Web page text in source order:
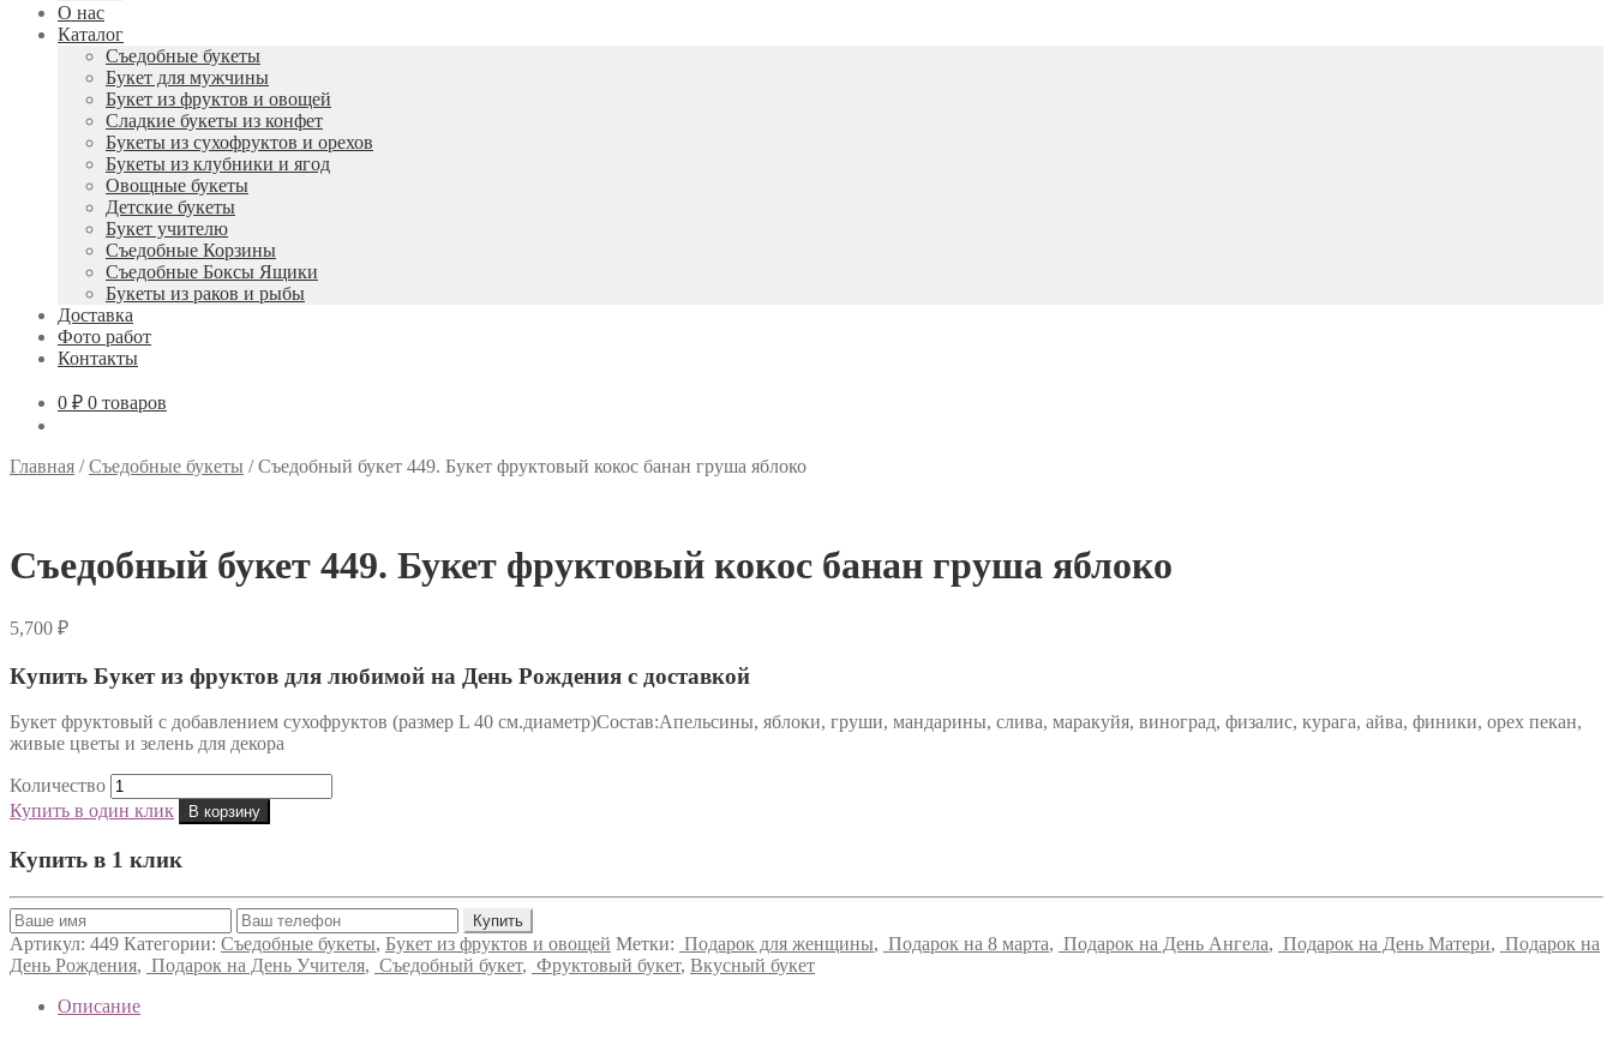
О нас
Каталог
Съедобные букеты
Букет для мужчины
Букет из фруктов и овощей
Сладкие букеты из конфет
Букеты из сухофруктов и орехов
Букеты из клубники и ягод
Овощные букеты
Детские букеты
Букет учителю
Съедобные Корзины
Съедобные Боксы Ящики
Букеты из раков и рыбы
Доставка
Фото работ
Контакты
0 ₽ 0 товаров
Главная /Съедобные букеты /Съедобный букет 449. Букет фруктовый кокос банан груша яблоко
Съедобный букет 449. Букет фруктовый кокос банан груша яблоко
5,700 ₽
Купить Букет из фруктов для любимой на День Рождения с доставкой
Букет фруктовый с добавлением сухофруктов (размер L 40 см.диаметр)Состав:Апельсины, яблоки, груши, мандарины, слива, маракуйя, виноград, физалис, курага, айва, финики, орех пекан,
живые цветы и зелень для декора
Количество
Купить в один клик
В корзину
Купить в 1 клик
Артикул: 449 Категории: Съедобные букеты, Букет из фруктов и овощей Метки: Подарок для женщины, Подарок на 8 марта, Подарок на День Ангела, Подарок на День Матери, Подарок на
День Рождения, Подарок на День Учителя, Съедобный букет, Фруктовый букет, Вкусный букет
Описание